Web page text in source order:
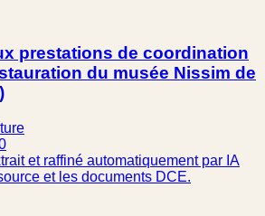
prestations de coordination
du musée Nissim de
et raffiné automatiquement par IA
et les documents DCE.